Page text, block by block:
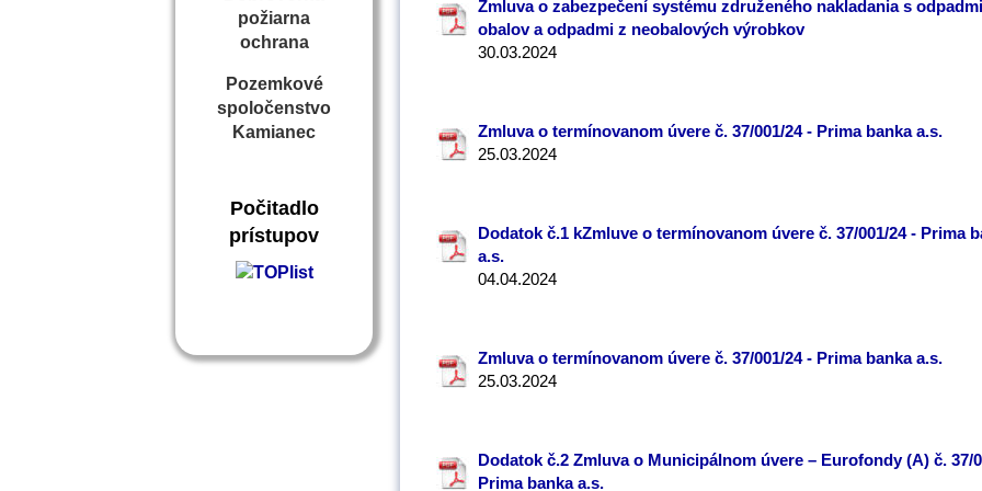
požiarna
ochrana
Pozemkové
spoločenstvo
Kamianec
Počitadlo
prístupov
Zmluva o zabezpečení systému združeného nakladania s
obalov a odpadmi z neobalových výrobkov
30.03.2024
Zmluva o termínovanom úvere č. 37/001/24 - Prima banka a.s.
25.03.2024
Dodatok č.1 kZmluve o termínovanom úvere č. 37/001/24 - Prima
a.s.
04.04.2024
Zmluva o termínovanom úvere č. 37/001/24 - Prima banka a.s.
25.03.2024
Dodatok č.2 Zmluva o Municipálnom úvere – Eurofondy (A) č. 37/
Prima banka a.s.